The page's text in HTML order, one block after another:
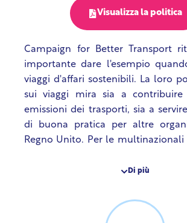
Visualizza la politica
Campaign for Better Transport
importante dare l'esempio
viaggi d'affari sostenibili. La loro
sui viaggi mira sia a
emissioni dei trasporti, sia a
di buona pratica per altre
Regno Unito. Per le multinazionali
Di più